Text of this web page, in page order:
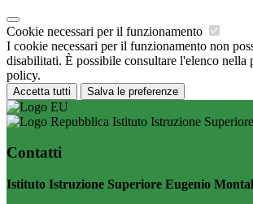
Cookie necessari per il funzionamento
I cookie necessari per il funzionamento non
disabilitati. È possibile consultare l'elenco nella
policy.
Accetta tutti Salva le preferenze
Istituto Istruzione
Contatti
Istituto Istruzione Superiore Eugenio